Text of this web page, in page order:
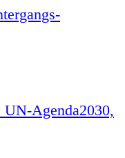
Agenda2030,